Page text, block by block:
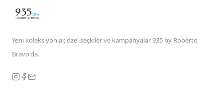
Yeni koleksiyonlar, özel seçkiler ve kampanyalar 935 by Roberto
Bravo'da.